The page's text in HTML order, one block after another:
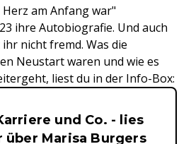
am Anfang war"
ihre Autobiografie. Und auch
nicht fremd. Was die
Neustart waren und wie es
liest du in der Info-Box:
&
und Co. - lies
über Marisa Burgers